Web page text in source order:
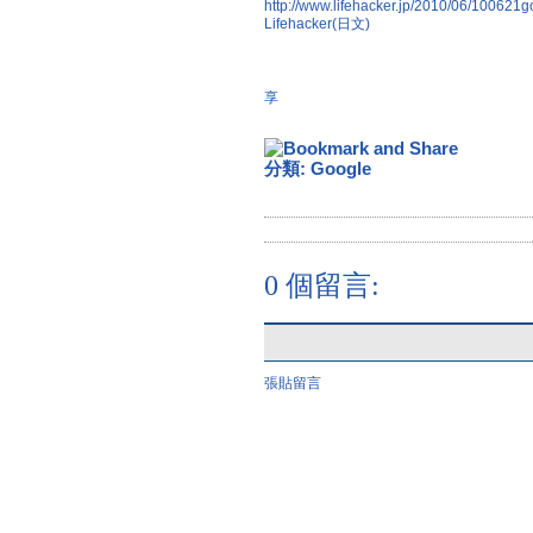
http://www.lifehacker.jp/2010/06/
Lifehacker(日文)
享
分類: Google
0 個留言:
張貼留言